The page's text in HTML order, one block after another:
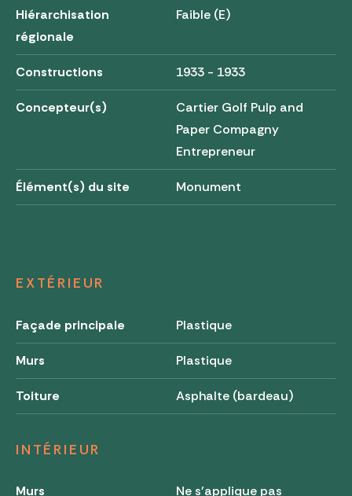
Hiérarchisation
régionale
Faible (E)
Constructions 1933 - 1933
Concepteur(s)
Cartier Golf Pulp and
Paper Compagny
Entrepreneur
Élément(s) du site Monument
EXTÉRIEUR
Façade principale Plastique
Murs Plastique
Toiture Asphalte (bardeau)
INTÉRIEUR
Murs Ne s'applique pas